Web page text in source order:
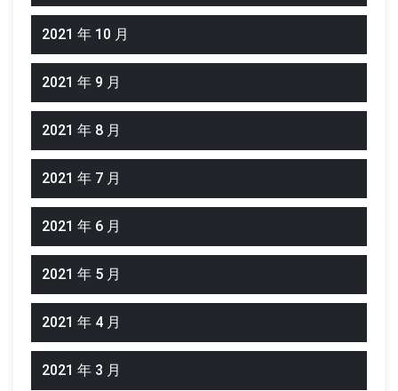
2021 年 10 月
2021 年 9 月
2021 年 8 月
2021 年 7 月
2021 年 6 月
2021 年 5 月
2021 年 4 月
2021 年 3 月